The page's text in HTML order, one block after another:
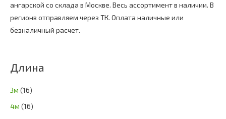
Длина
3м (16)
4м (16)
ангарской со склада в Москве. Весь ассортимент в наличии. В
регионв отправляем через ТК. Оплата наличные или
безналичный расчет.